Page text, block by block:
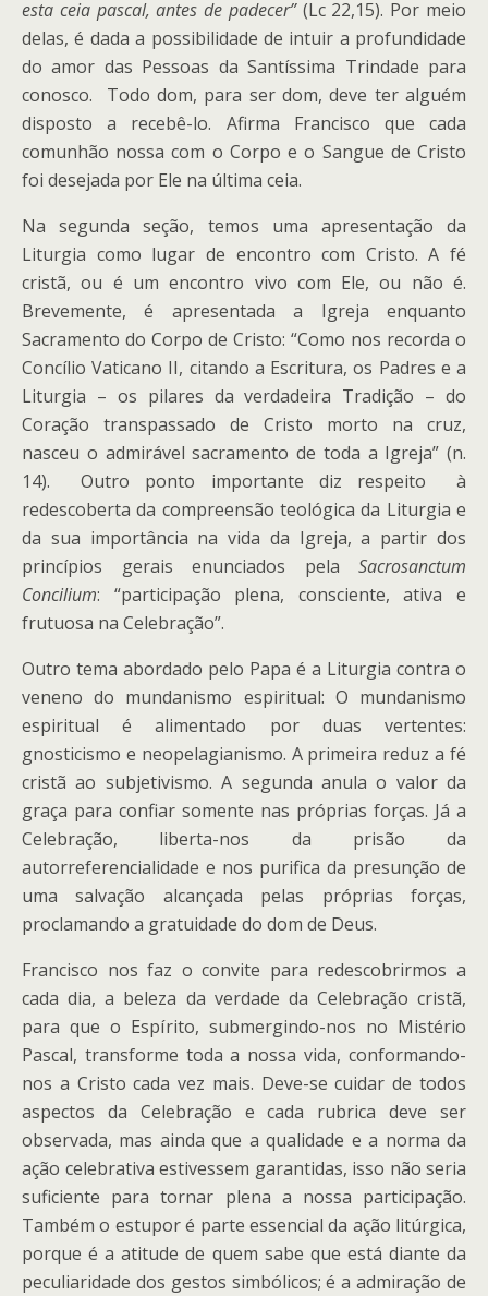
esta ceia pascal, antes de padecer”(Lc 22,15). Por meio
delas, é dada a possibilidade de intuir a profundidade
do amor das Pessoas da Santíssima Trindade para
conosco. Todo dom, para ser dom, deve ter alguém
disposto a recebê-lo. Afirma Francisco que cada
comunhão nossa com o Corpo e o Sangue de Cristo
foi desejada por Ele na última ceia.
Na segunda seção, temos uma apresentação da
Liturgia como lugar de encontro com Cristo. A fé
cristã, ou é um encontro vivo com Ele, ou não é.
Brevemente, é apresentada a Igreja enquanto
Sacramento do Corpo de Cristo: “Como nos recorda o
Concílio Vaticano II, citando a Escritura, os Padres e a
Liturgia – os pilares da verdadeira Tradição – do
Coração transpassado de Cristo morto na cruz,
nasceu o admirável sacramento de toda a Igreja” (n.
14). Outro ponto importante diz respeito à
redescoberta da compreensão teológica da Liturgia e
da sua importância na vida da Igreja, a partir dos
princípios gerais enunciados pela Sacrosanctum
Concilium: “participação plena, consciente, ativa e
frutuosa na Celebração”.
Outro tema abordado pelo Papa é a Liturgia contra o
veneno do mundanismo espiritual: O mundanismo
espiritual é alimentado por duas vertentes:
gnosticismo e neopelagianismo. A primeira reduz a fé
cristã ao subjetivismo. A segunda anula o valor da
graça para confiar somente nas próprias forças. Já a
Celebração, liberta-nos da prisão da
autorreferencialidade e nos purifica da presunção de
uma salvação alcançada pelas próprias forças,
proclamando a gratuidade do dom de Deus.
Francisco nos faz o convite para redescobrirmos a
cada dia, a beleza da verdade da Celebração cristã,
para que o Espírito, submergindo-nos no Mistério
Pascal, transforme toda a nossa vida, conformando-
nos a Cristo cada vez mais. Deve-se cuidar de todos
aspectos da Celebração e cada rubrica deve ser
observada, mas ainda que a qualidade e a norma da
ação celebrativa estivessem garantidas, isso não seria
suficiente para tornar plena a nossa participação.
Também o estupor é parte essencial da ação litúrgica,
porque é a atitude de quem sabe que está diante da
peculiaridade dos gestos simbólicos; é a admiração de